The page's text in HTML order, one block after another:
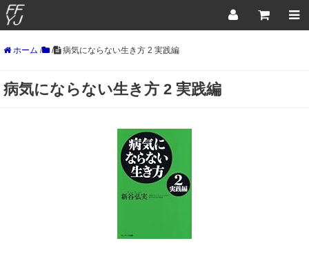
ホーム / / 病気にならない生き方 2 実践編
病気にならない生き方 2 実践編